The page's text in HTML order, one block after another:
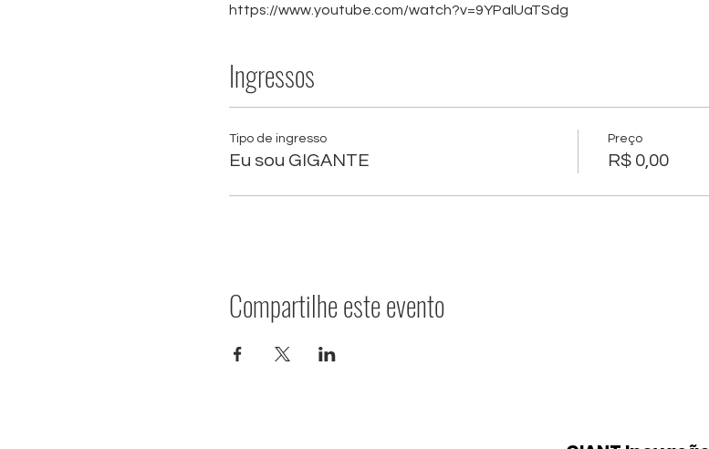
https://www.youtube.com/watch?v=9YPalUaTSdg
Ingressos
Tipo de ingresso
Eu sou GIGANTE
Preço
R$ 0,00
Compartilhe este evento